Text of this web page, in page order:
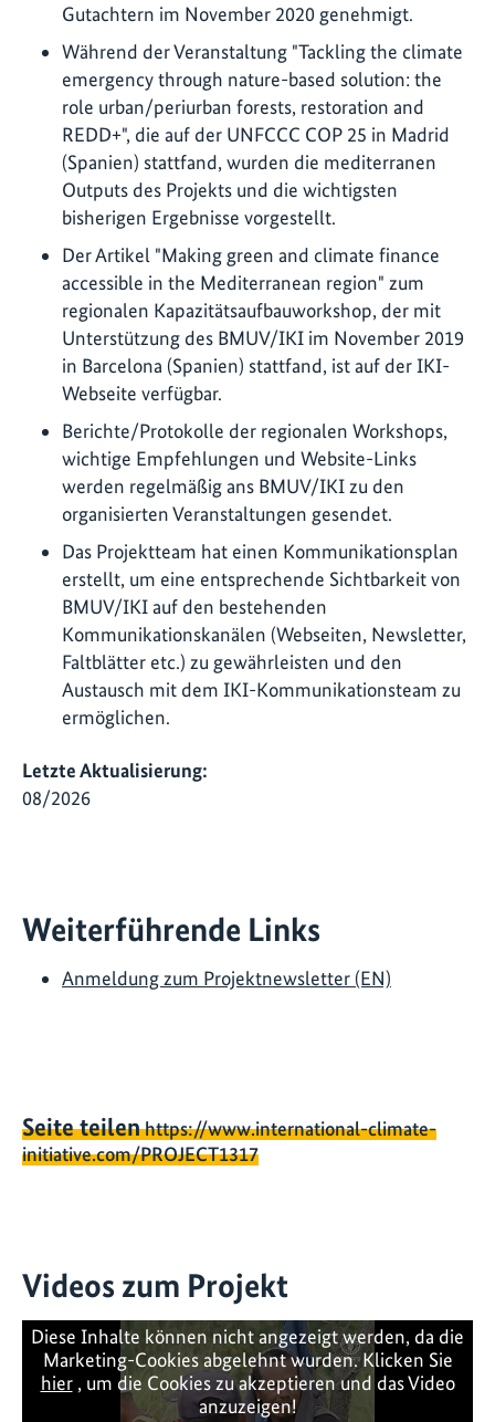
Gutachtern im November 2020 genehmigt.
Während der Veranstaltung "Tackling the climate
emergency through nature-based solution: the
role urban/periurban forests, restoration and
REDD+", die auf der UNFCCC COP 25 in Madrid
(Spanien) stattfand, wurden die mediterranen
Outputs des Projekts und die wichtigsten
bisherigen Ergebnisse vorgestellt.
Der Artikel "Making green and climate finance
accessible in the Mediterranean region" zum
regionalen Kapazitätsaufbauworkshop, der mit
Unterstützung des BMUV/IKI im November 2019
in Barcelona (Spanien) stattfand, ist auf der IKI-
Webseite verfügbar.
Berichte/Protokolle der regionalen Workshops,
wichtige Empfehlungen und Website-Links
werden regelmäßig ans BMUV/IKI zu den
organisierten Veranstaltungen gesendet.
Das Projektteam hat einen Kommunikationsplan
erstellt, um eine entsprechende Sichtbarkeit von
BMUV/IKI auf den bestehenden
Kommunikationskanälen (Webseiten, Newsletter,
Faltblätter etc.) zu gewährleisten und den
Austausch mit dem IKI-Kommunikationsteam zu
ermöglichen.
Letzte Aktualisierung:
08/2026
Weiterführende Links
Anmeldung zum Projektnewsletter (EN)
Seite teilenhttps://www.international-climate-
initiative.com/PROJECT1317
Videos zum Projekt
Diese Inhalte können nicht angezeigt werden, da die
Marketing-Cookies abgelehnt wurden. Klicken Sie
hier, um die Cookies zu akzeptieren und das Video
anzuzeigen!